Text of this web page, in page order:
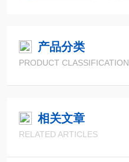
产品分类
PRODUCT CLASSIFICATION
相关文章
RELATED ARTICLES